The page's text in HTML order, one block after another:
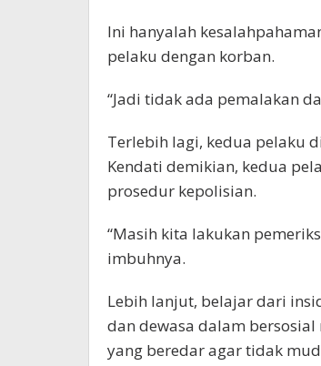
Ini hanyalah
pelaku dengan korban.
“Jadi tidak ada pemalakan
Terlebih lagi, kedua pelaku
Kendati demikian, kedua
prosedur kepolisian.
“Masih kita lakukan
imbuhnya.
Lebih lanjut, belajar dari
dan dewasa dalam
yang beredar agar tidak